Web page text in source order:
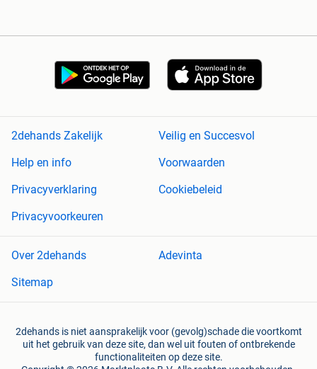
2dehands Zakelijk
Veilig en Succesvol
Help en info
Voorwaarden
Privacyverklaring
Cookiebeleid
Privacyvoorkeuren
Over 2dehands
Adevinta
Sitemap
2dehands is niet aansprakelijk voor (gevolg)schade die voortkomt
uit het gebruik van deze site, dan wel uit fouten of ontbrekende
functionaliteiten op deze site.